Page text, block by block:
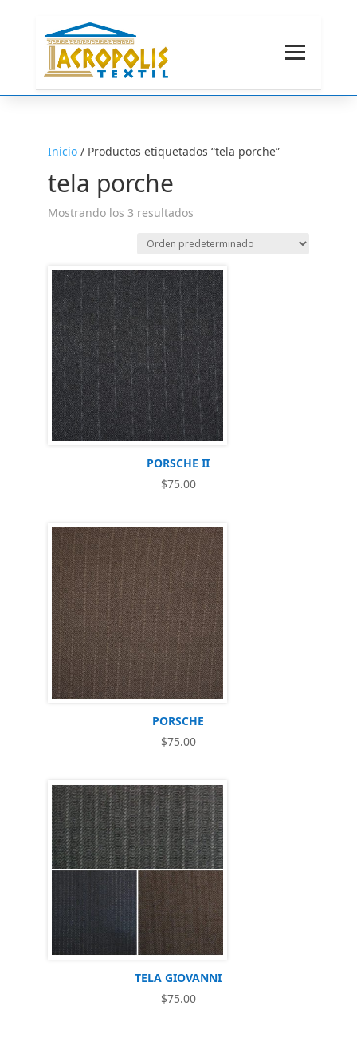
Inicio/ Productos etiquetados “tela porche”
tela porche
Mostrando los 3 resultados
PORSCHE II
$75.00
PORSCHE
$75.00
TELA GIOVANNI
$75.00